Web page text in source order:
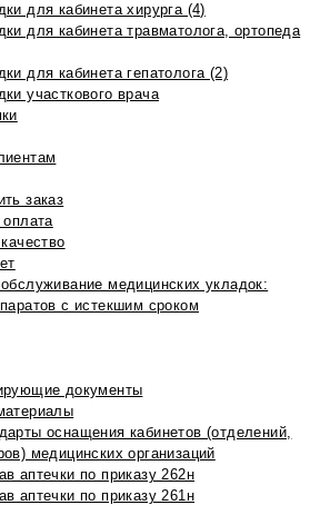
для кабинета хирурга (4)
для кабинета травматолога, ортопеда
для кабинета гепатолога (2)
участкового врача
заказ
медицинских укладок:
с истекшим сроком
документы
оснащения кабинетов (отделений,
медицинских организаций
аптечки по приказу 262н
аптечки по приказу 261н